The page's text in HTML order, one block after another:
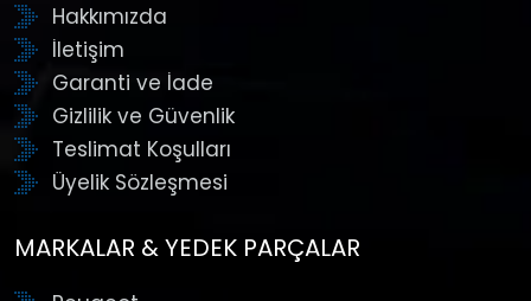
Hakkımızda
İletişim
Garanti ve İade
Gizlilik ve Güvenlik
Teslimat Koşulları
Üyelik Sözleşmesi
MARKALAR & YEDEK PARÇALAR